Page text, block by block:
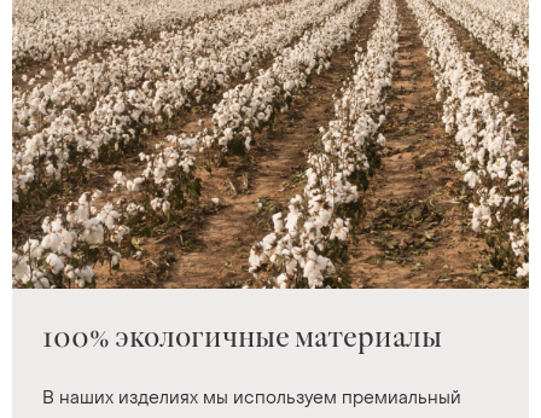
100% экологичные материалы
В наших изделиях мы используем премиальный